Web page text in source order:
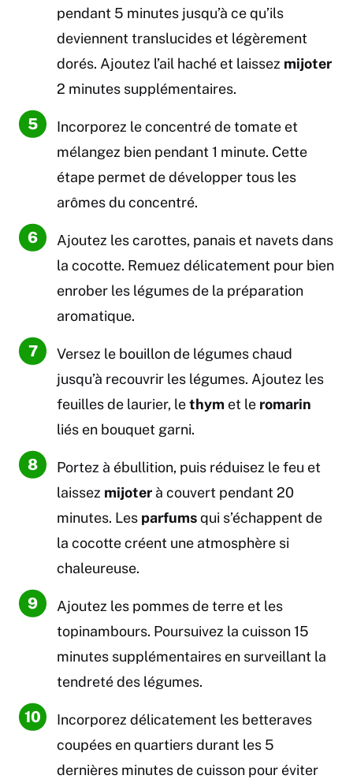
pendant 5 minutes jusqu’à ce qu’ils
deviennent translucides et légèrement
dorés. Ajoutez l’ail haché et laissez mijoter
2 minutes supplémentaires.
Incorporez le concentré de tomate et
mélangez bien pendant 1 minute. Cette
étape permet de développer tous les
arômes du concentré.
Ajoutez les carottes, panais et navets dans
la cocotte. Remuez délicatement pour bien
enrober les légumes de la préparation
aromatique.
Versez le bouillon de légumes chaud
jusqu’à recouvrir les légumes. Ajoutez les
feuilles de laurier, lethym et le romarin
liés en bouquet garni.
Portez à ébullition, puis réduisez le feu et
laissez mijoter à couvert pendant 20
minutes. Les parfumsqui s’échappent de
la cocotte créent une atmosphère si
chaleureuse.
Ajoutez les pommes de terre et les
topinambours. Poursuivez la cuisson 15
minutes supplémentaires en surveillant la
tendreté des légumes.
Incorporez délicatement les betteraves
coupées en quartiers durant les 5
dernières minutes de cuisson pour éviter